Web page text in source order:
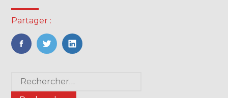
Partager :
FaceBook
TwitterLinkedIn
Blog
sidebar
Rechercher :